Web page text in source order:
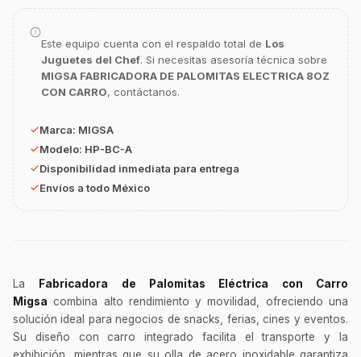
Este equipo cuenta con el respaldo total de Los
Juguetes del Chef. Si necesitas asesoría técnica sobre
MIGSA FABRICADORA DE PALOMITAS ELECTRICA 8OZ
CON CARRO, contáctanos.
Marca: MIGSA
Modelo: HP-BC-A
Disponibilidad inmediata para entrega
Envíos a todo México
La Fabricadora de Palomitas Eléctrica con Carro
Migsa combina alto rendimiento y movilidad, ofreciendo una
solución ideal para negocios de snacks, ferias, cines y eventos.
Su diseño con carro integrado facilita el transporte y la
exhibición, mientras que su olla de acero inoxidable garantiza
GastroBot
¡Hola Chef! 🍳 Soy GastroBot, tu asesor
de cocina profesional de GastroArt.
¿En qué te puedo apoyar hoy con tu
equipamiento o utensilios?
Métodos de envío y entrega
Ver sucursales y contacto